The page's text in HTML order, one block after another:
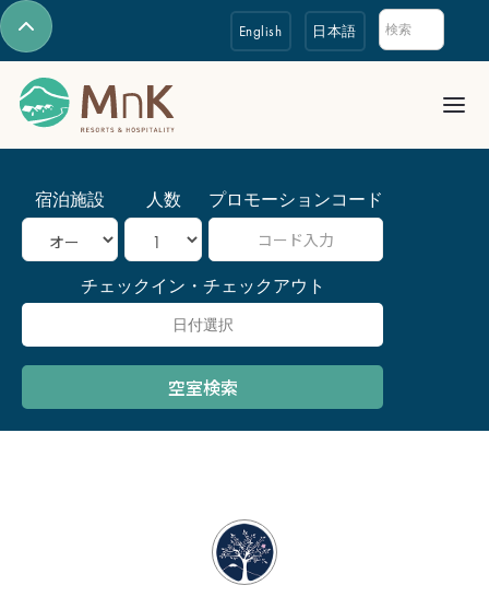
English 日本語
宿泊施設
チェックイン・チェックアウト
人数 プロモーションコード